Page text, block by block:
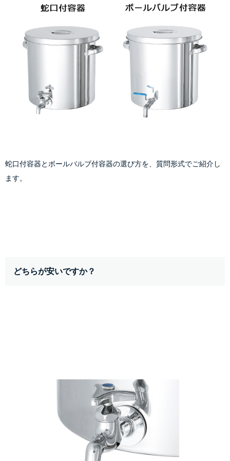
蛇口付容器とボールバルブ付容器の選び方を、質問形式でご紹介し
ます。
どちらが安いですか？